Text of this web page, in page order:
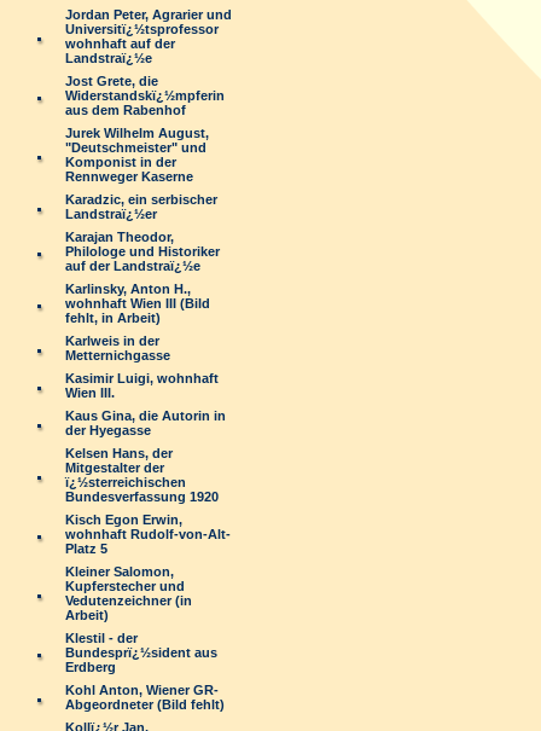
Jordan Peter, Agrarier und
Universitï¿½tsprofessor
wohnhaft auf der
Landstraï¿½e
Jost Grete, die
Widerstandskï¿½mpferin
aus dem Rabenhof
Jurek Wilhelm August,
"Deutschmeister" und
Komponist in der
Rennweger Kaserne
Karadzic, ein serbischer
Landstraï¿½er
Karajan Theodor,
Philologe und Historiker
auf der Landstraï¿½e
Karlinsky, Anton H.,
wohnhaft Wien III (Bild
fehlt, in Arbeit)
Karlweis in der
Metternichgasse
Kasimir Luigi, wohnhaft
Wien III.
Kaus Gina, die Autorin in
der Hyegasse
Kelsen Hans, der
Mitgestalter der
ï¿½sterreichischen
Bundesverfassung 1920
Kisch Egon Erwin,
wohnhaft Rudolf-von-Alt-
Platz 5
Kleiner Salomon,
Kupferstecher und
Vedutenzeichner (in
Arbeit)
Klestil - der
Bundesprï¿½sident aus
Erdberg
Kohl Anton, Wiener GR-
Abgeordneter (Bild fehlt)
Kollï¿½r Jan,